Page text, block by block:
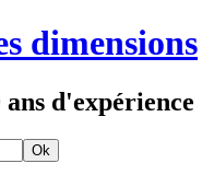
dimensions
d'expérience